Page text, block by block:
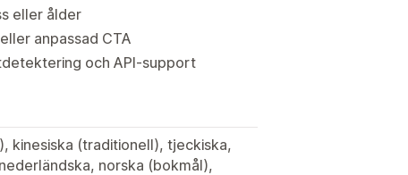
eller ålder
anpassad CTA
och API-support
kinesiska (traditionell), tjeckiska,
norska (bokmål),